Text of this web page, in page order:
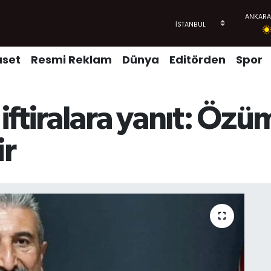
Resmi Reklam Dünya Editörden Spor
yanıt: